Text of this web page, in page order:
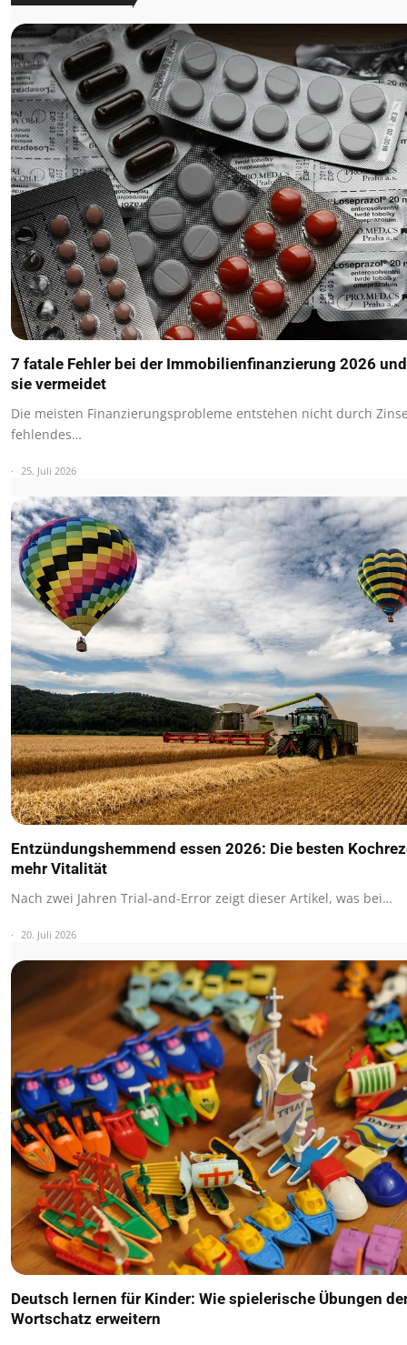
7 fatale Fehler bei der Immobilienfinanzierung 2026
sie vermeidet
Die meisten Finanzierungsprobleme entstehen nicht durch
fehlendes…
25. Juli 2026
Entzündungshemmend essen 2026: Die besten
mehr Vitalität
Nach zwei Jahren Trial-and-Error zeigt dieser Artikel, was bei…
20. Juli 2026
Deutsch lernen für Kinder: Wie spielerische Übungen
Wortschatz erweitern